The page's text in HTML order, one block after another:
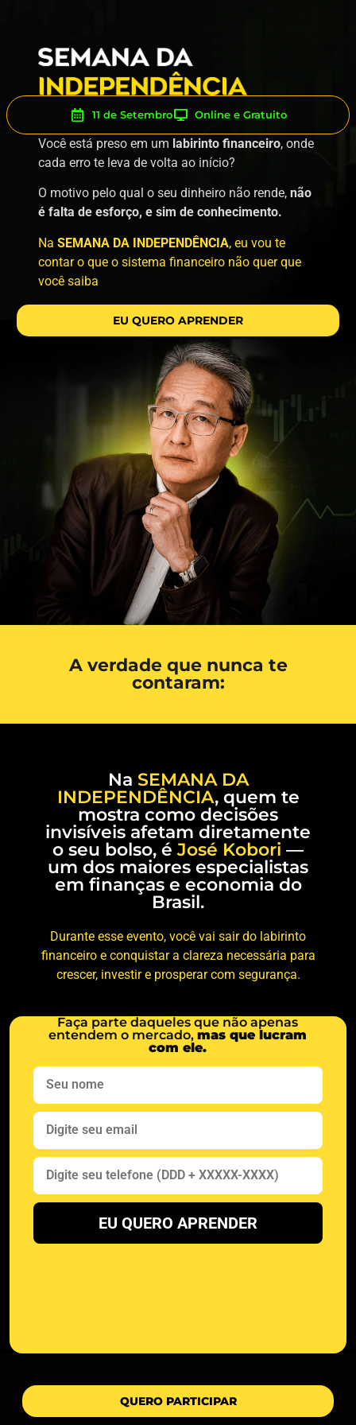
11 de Setembro Online e Gratuito
Você está preso em um labirinto financeiro, onde
cada erro te leva de volta ao início?
O motivo pelo qual o seu dinheiro não rende, não
é falta de esforço, e sim de conhecimento.
Na SEMANA DA INDEPENDÊNCIA, eu vou te
contar o que o sistema financeiro não quer que
você saiba
EU QUERO APRENDER
A verdade que nunca te
contaram:
Na SEMANA DA
INDEPENDÊNCIA, quem te
mostra como decisões
invisíveis afetam diretamente
o seu bolso, é José Kobori —
um dos maiores especialistas
em finanças e economia do
Brasil.
Durante esse evento, você vai sair do labirinto
financeiro e conquistar a clareza necessária para
crescer, investir e prosperar com segurança.
Faça parte daqueles que não apenas
entendem o mercado,mas que lucram
com ele.
EU QUERO APRENDER
QUERO PARTICIPAR